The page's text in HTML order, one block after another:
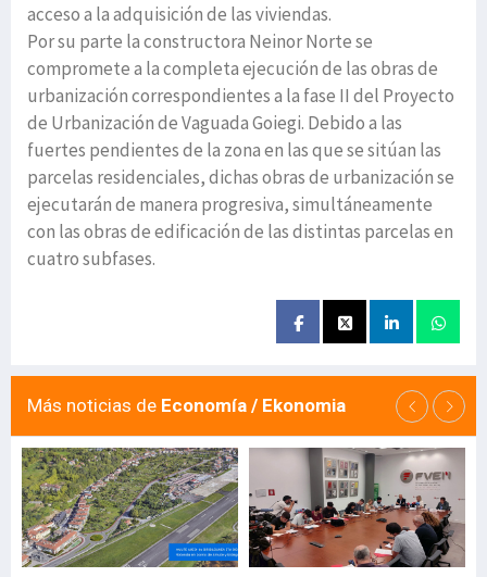
acceso a la adquisición de las viviendas.
Por su parte la constructora Neinor Norte se
compromete a la completa ejecución de las obras de
urbanización correspondientes a la fase II del Proyecto
de Urbanización de Vaguada Goiegi. Debido a las
fuertes pendientes de la zona en las que se sitúan las
parcelas residenciales, dichas obras de urbanización se
ejecutarán de manera progresiva, simultáneamente
con las obras de edificación de las distintas parcelas en
cuatro subfases.
Más noticias de Economía / Ekonomia